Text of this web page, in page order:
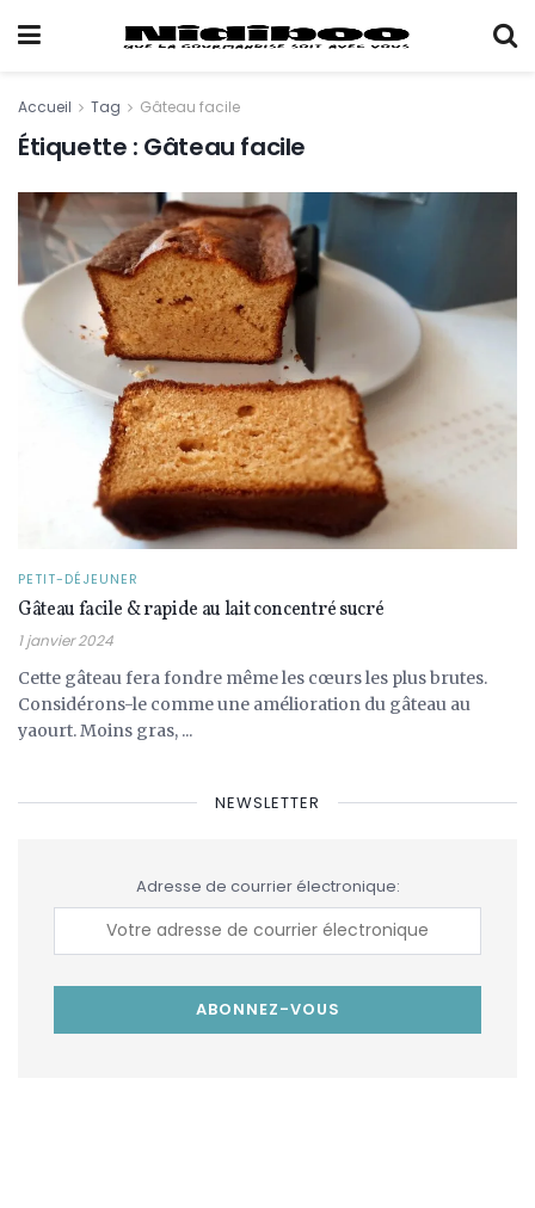
Accueil Tag Gâteau facile
Étiquette : Gâteau facile
PETIT-DÉJEUNER
Gâteau facile & rapide au lait concentré sucré
1 janvier 2024
Cette gâteau fera fondre même les cœurs les plus brutes.
Considérons-le comme une amélioration du gâteau au
yaourt. Moins gras, ...
NEWSLETTER
Adresse de courrier électronique: